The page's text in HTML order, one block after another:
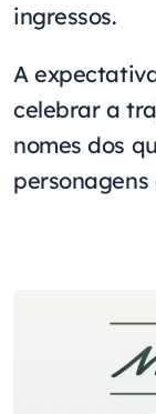
ingressos.
A
celebrar a
nomes dos